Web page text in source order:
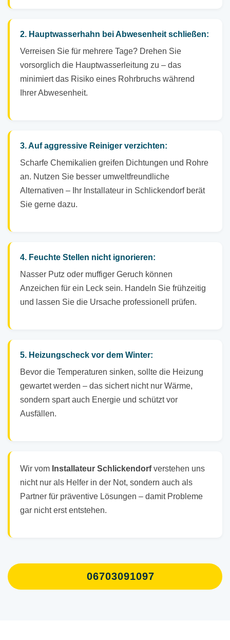
2. Hauptwasserhahn bei Abwesenheit schließen:
Verreisen Sie für mehrere Tage? Drehen Sie
vorsorglich die Hauptwasserleitung zu – das
minimiert das Risiko eines Rohrbruchs während
Ihrer Abwesenheit.
3. Auf aggressive Reiniger verzichten:
Scharfe Chemikalien greifen Dichtungen und Rohre
an. Nutzen Sie besser umweltfreundliche
Alternativen – Ihr Installateur in Schlickendorf berät
Sie gerne dazu.
4. Feuchte Stellen nicht ignorieren:
Nasser Putz oder muffiger Geruch können
Anzeichen für ein Leck sein. Handeln Sie frühzeitig
und lassen Sie die Ursache professionell prüfen.
5. Heizungscheck vor dem Winter:
Bevor die Temperaturen sinken, sollte die Heizung
gewartet werden – das sichert nicht nur Wärme,
sondern spart auch Energie und schützt vor
Ausfällen.
Wir vom Installateur Schlickendorfverstehen uns
nicht nur als Helfer in der Not, sondern auch als
Partner für präventive Lösungen – damit Probleme
gar nicht erst entstehen.
06703091097